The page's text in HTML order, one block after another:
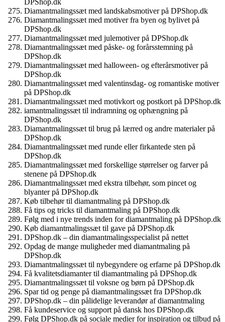
DPShop.dk
Diamantmalingssæt med landskabsmotiver på DPShop.dk
Diamantmalingssæt med motiver fra byen og bylivet på
DPShop.dk
Diamantmalingssæt med julemotiver på DPShop.dk
Diamantmalingssæt med påske- og forårsstemning på
DPShop.dk
Diamantmalingssæt med halloween- og efterårsmotiver på
DPShop.dk
Diamantmalingssæt med valentinsdag- og romantiske motiver
på DPShop.dk
Diamantmalingssæt med motivkort og postkort på DPShop.dk
iamantmalingssæt til indramning og ophængning på
DPShop.dk
Diamantmalingssæt til brug på lærred og andre materialer på
DPShop.dk
Diamantmalingssæt med runde eller firkantede sten på
DPShop.dk
Diamantmalingssæt med forskellige størrelser og farver på
stenene på DPShop.dk
Diamantmalingssæt med ekstra tilbehør, som pincet og
blyanter på DPShop.dk
Køb tilbehør til diamantmaling på DPShop.dk
Få tips og tricks til diamantmaling på DPShop.dk
Følg med i nye trends inden for diamantmaling på DPShop.dk
Køb diamantmalingssæt til gave på DPShop.dk
DPShop.dk – din diamantmalingsspecialist på nettet
Opdag de mange muligheder med diamantmaling på
DPShop.dk
Diamantmalingssæt til nybegyndere og erfarne på DPShop.dk
Få kvalitetsdiamanter til diamantmaling på DPShop.dk
Diamantmalingssæt til voksne og børn på DPShop.dk
Spar tid og penge på diamantmalingssæt fra DPShop.dk
DPShop.dk – din pålidelige leverandør af diamantmaling
Få kundeservice og support på dansk hos DPShop.dk
Følg DPShop.dk på sociale medier for inspiration og tilbud på